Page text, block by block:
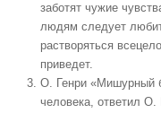
заботят чужие
людям следует
растворяться
приведет.
О. Генри «Мишурный
человека, ответил О.